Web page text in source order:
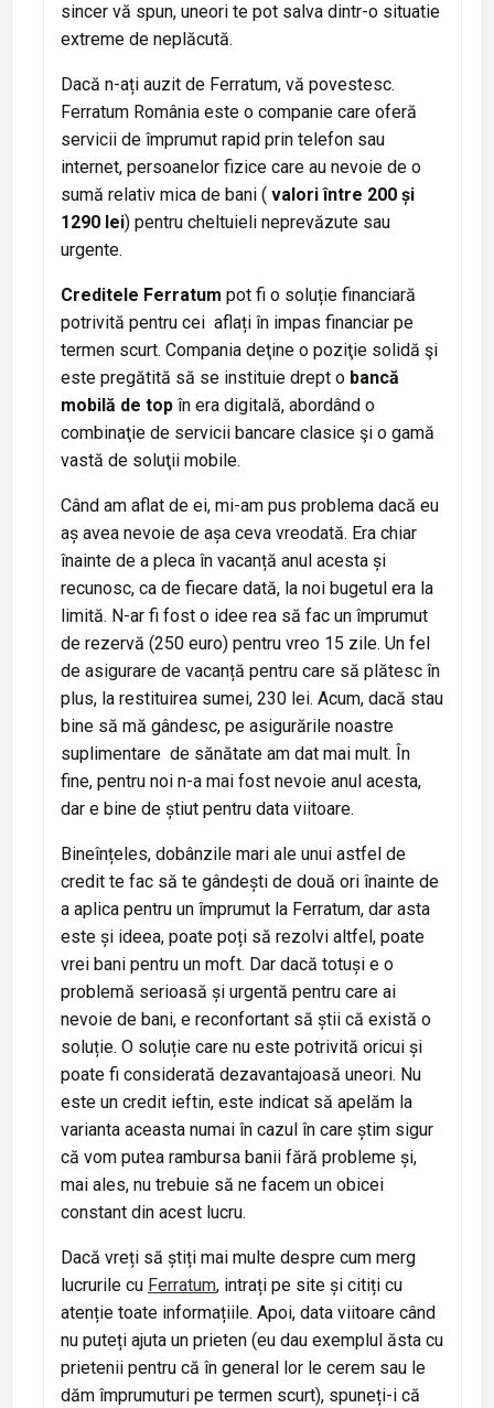
sincer vă spun, uneori te pot salva dintr-o situatie
extreme de neplăcută.
Dacă n-ați auzit de Ferratum, vă povestesc.
Ferratum România este o companie care oferă
servicii de împrumut rapid prin telefon sau
internet, persoanelor fizice care au nevoie de o
sumă relativ mica de bani ( valori între 200 și
1290 lei) pentru cheltuieli neprevăzute sau
urgente.
Creditele Ferratum pot fi o soluție financiară
potrivită pentru cei aflați în impas financiar pe
termen scurt. Compania deţine o poziţie solidă şi
este pregătită să se instituie drept o bancă
mobilă de top în era digitală, abordând o
combinaţie de servicii bancare clasice şi o gamă
vastă de soluţii mobile.
Când am aflat de ei, mi-am pus problema dacă eu
aș avea nevoie de așa ceva vreodată. Era chiar
înainte de a pleca în vacanță anul acesta și
recunosc, ca de fiecare dată, la noi bugetul era la
limită. N-ar fi fost o idee rea să fac un împrumut
de rezervă (250 euro) pentru vreo 15 zile. Un fel
de asigurare de vacanță pentru care să plătesc în
plus, la restituirea sumei, 230 lei. Acum, dacă stau
bine să mă gândesc, pe asigurările noastre
suplimentare de sănătate am dat mai mult. În
fine, pentru noi n-a mai fost nevoie anul acesta,
dar e bine de știut pentru data viitoare.
Bineînțeles, dobânzile mari ale unui astfel de
credit te fac să te gândești de două ori înainte de
a aplica pentru un împrumut la Ferratum, dar asta
este și ideea, poate poți să rezolvi altfel, poate
vrei bani pentru un moft. Dar dacă totuși e o
problemă serioasă și urgentă pentru care ai
nevoie de bani, e reconfortant să știi că există o
soluție. O soluție care nu este potrivită oricui și
poate fi considerată dezavantajoasă uneori. Nu
este un credit ieftin, este indicat să apelăm la
varianta aceasta numai în cazul în care știm sigur
că vom putea rambursa banii fără probleme și,
mai ales, nu trebuie să ne facem un obicei
constant din acest lucru.
Dacă vreți să știți mai multe despre cum merg
lucrurile cu Ferratum, intrați pe site și citiți cu
atenție toate informațiile. Apoi, data viitoare când
nu puteți ajuta un prieten (eu dau exemplul ăsta cu
prietenii pentru că în general lor le cerem sau le
dăm împrumuturi pe termen scurt), spuneți-i că